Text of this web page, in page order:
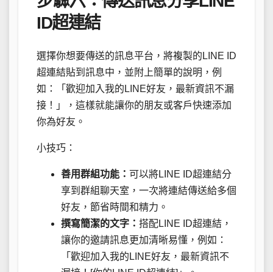
ID超連結
選擇你想要傳送的訊息平台，將複製的LINE ID
超連結貼到訊息中，並附上簡單的說明，例
如：「歡迎加入我的LINE好友，最新資訊不漏
接！」，這樣就能讓你的朋友或客戶快速添加
你為好友。
小技巧：
善用群組功能： 可以將LINE ID超連結分
享到群組聊天室，一次將連結傳送給多個
好友，節省時間和精力。
撰寫簡潔的文字： 搭配LINE ID超連結，
讓你的邀請訊息更加清晰易懂，例如：
「歡迎加入我的LINE好友，最新資訊不